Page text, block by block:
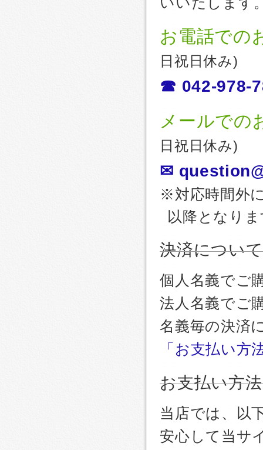
お電話での
日祝日休み)
☎ 042-978-
メールでの
日祝日休み)
✉
※対応時間外
以降となり
決済について
個人名義でご
法人名義でご
名義毎の決済
「お支払い方
お支払い方
当店では、以
安心して当サ